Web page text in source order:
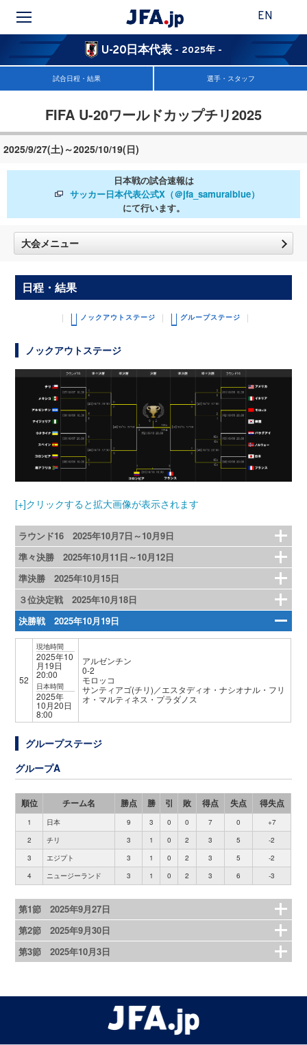
EN
U-20日本代表 - 2025年 -
試合日程・結果 選手・スタッフ
FIFA U-20ワールドカップチリ2025
2025/9/27(土)～2025/10/19(日)
日本戦の試合速報は
サッカー日本代表公式X（＠jfa_samuraiblue）
にて行います。
大会メニュー
日程・結果
ノックアウトステージ グループステージ
ノックアウトステージ
[+]クリックすると拡大画像が表示されます
ラウンド16 2025年10月7日～10月9日
準々決勝 2025年10月11日～10月12日
準決勝 2025年10月15日
３位決定戦 2025年10月18日
決勝戦 2025年10月19日
52
現地時間
2025年10
月19日
20:00
日本時間
2025年
10月20日
8:00
アルゼンチン
0-2
モロッコ
サンティアゴ(チリ)／エスタディオ・ナシオナル・フリ
オ・マルティネス・プラダノス
グループステージ
グループA
順位 チーム名 勝点 勝 引 敗 得点 失点 得失点
1 日本 9 3 0 0 7 0
+7
2
チリ 3 1 0 2 3 5
-2
3
エジプト 3 1 0 2 3 5
-2
4
ニュージーランド 3 1 0 2 3 6 -3
第1節 2025年9月27日
第2節 2025年9月30日
第3節 2025年10月3日